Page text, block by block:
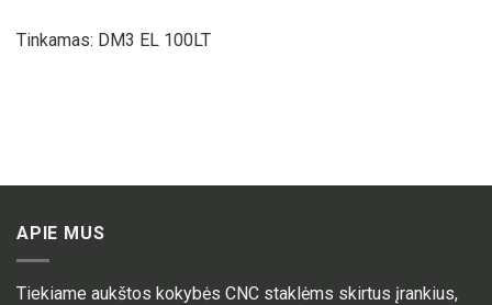
Tinkamas: DM3 EL 100LT
APIE MUS
Tiekiame aukštos kokybės CNC staklėms skirtus įrankius,